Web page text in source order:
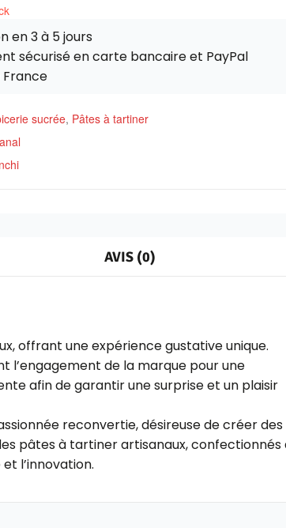
en 3 à 5 jours
sécurisé en carte bancaire et PayPal
France
sucrée, Pâtes à tartiner
AVIS (0)
offrant une expérience gustative unique.
l’engagement de la marque pour une
afin de garantir une surprise et un plaisir
reconvertie, désireuse de créer des
pâtes à tartiner artisanaux, confectionnés
l’innovation.